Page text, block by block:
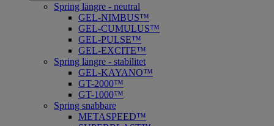
Spring längre - neutral
​GEL-NIMBUS™
GEL-CUMULUS™
GEL-PULSE™
GEL-EXCITE™
Spring längre - stabilitet
GEL-KAYANO™
GT-2000™
GT-1000™
Spring snabbare
METASPEED™